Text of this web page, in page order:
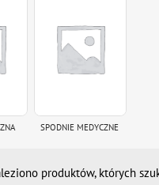
SPODNIE MEDYCZNE
produktów, których